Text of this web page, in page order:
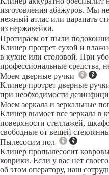
изготовления абажуров. Мы
нежный атлас или царапать
из нержавейки.
Протираем от пыли
Клинер протрет сухой и
в кухне или столовой. При
профессиональные средства,
Моем дверные ручки
Клинер протрет дверные
при необходимости
Моем зеркала и зеркальные
Клинер вымоет все зеркала в
поверхности стеллажей,
свободные от вещей
Пылесосим пол
Клинер пропылесосит
коврики. Если у вас нет
об этом оператору, наш